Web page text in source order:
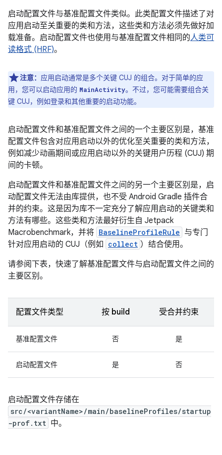
启动配置文件与基准配置文件类似。此类配置文件描述了对
应用启动至关重要的类和方法，这些类和方法必须先做好加
载准备。启动配置文件也使用与基准配置文件相同的人类可
读格式 (HRF)。
注意： 应用启动通常是多个关键 CUJ 的组合。对于简单的应
用，您可以启动应用的 MainActivity。不过，您可能需要组合关
键 CUJ，例如登录和其他重要的启动功能。
启动配置文件和基准配置文件之间的一个主要区别是，基准
配置文件包含对应用启动以外的优化至关重要的类和方法，
例如减少动画期间或应用启动以外的关键用户历程 (CUJ) 期
间的卡顿。
启动配置文件和基准配置文件之间的另一个主要区别是，启
动配置文件无法由库提供，也不受 Android Gradle 插件合
并的约束。 这是因为库不一定充分了解应用启动的关键类和
方法有哪些。这些类和方法最好衍生自 Jetpack
Macrobenchmark，并将 BaselineProfileRule 与专门
针对应用启动的 CUJ（例如
collect ）结合使用。
请参阅下表，快速了解基准配置文件与启动配置文件之间的
主要区别。
配置文件类型 按 build 受合并约束
基准配置文件 否 是
启动配置文件 是 否
启动配置文件存储在
src/<variantName>/main/baselineProfiles/startup
-prof.txt 中。